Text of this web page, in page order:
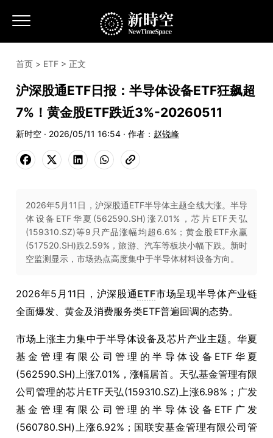
首页 > ETF > 正文
沪深股通ETF日报：半导体设备ETF狂飙超
7%！黄金股ETF跌近3%-20260511
新时空 · 2026/05/11 16:54 · 作者： 赵锐峰
2026年5月11日，沪深股通ETF半导体主题全线大涨。半导
体设备ETF华夏(562590.SH)涨7.01%，芯片ETF天弘
(159310.SZ)等9只产品涨幅均超6.6%；黄金股ETF永赢
(517520.SH)跌2.59%，旅游、汽车等板块小幅下跌。新时
空监测显示，市场热点高度集中于半导体材料设备方向。
2026年5月11日，沪深股通ETF市场呈现半导体产业链
全面爆发、黄金及消费服务类ETF普遍回调的态势。
市场上涨主力集中于半导体设备及芯片产业主题。华夏
基金管理有限公司管理的半导体设备ETF华夏
(562590.SH)上涨7.01%，涨幅居首。天弘基金管理有限
公司管理的芯片ETF天弘(159310.SZ)上涨6.98%；广发
基金管理有限公司管理的半导体设备ETF广发
(560780.SH)上涨6.92%；国联安基金管理有限公司管